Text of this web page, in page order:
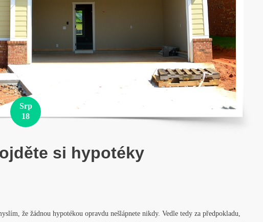
Srp
18
si hypotéky
že žádnou hypotékou opravdu nešlápnete nikdy. Vedle tedy za předpokladu,